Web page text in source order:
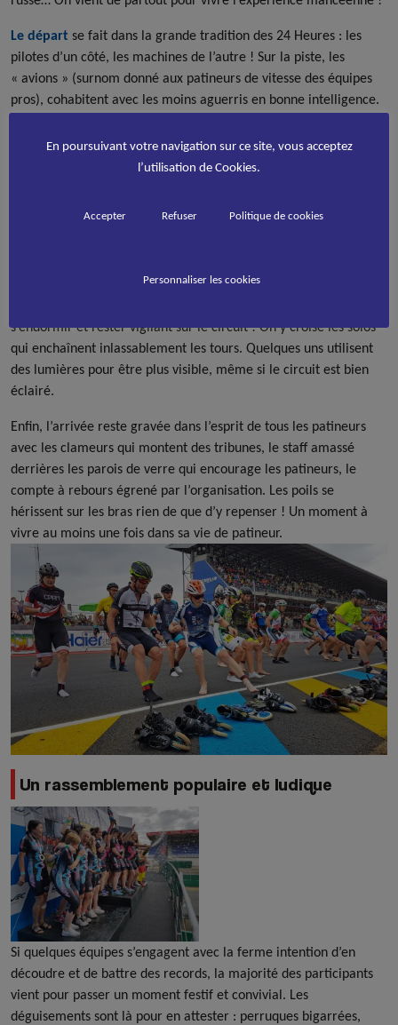
Le départ se fait dans la grande tradition des 24 Heures : les
pilotes d’un côté, les machines de l’autre ! Sur la piste, les
« avions » (surnom donné aux patineurs de vitesse des équipes
pros), cohabitent avec les moins aguerris en bonne intelligence.
longboards qui ont impressionné par leurs performances en solo
comme en équipe ! Certains ont parcouru plus de 400 km sur la
impressionnent par leur capacité à surmonter leur handicap et
La nuit, les sensations de vitesse sont démultipliées. Le calme
s’endormir et rester vigilant sur le circuit ! On y croise les solos
qui enchaînent inlassablement les tours. Quelques uns utilisent
des lumières pour être plus visible, même si le circuit est bien
éclairé.
Enfin, l’arrivée reste gravée dans l’esprit de tous les patineurs
avec les clameurs qui montent des tribunes, le staff amassé
derrières les parois de verre qui encourage les patineurs, le
compte à rebours égrené par l’organisation. Les poils se
hérissent sur les bras rien de que d’y repenser ! Un moment à
vivre au moins une fois dans sa vie de patineur.
Un rassemblement populaire et ludique
Si quelques équipes s’engagent avec la ferme intention d’en
découdre et de battre des records, la majorité des participants
vient pour passer un moment festif et convivial. Les
déguisements sont là pour en attester : perruques bigarrées,
En poursuivant votre navigation sur ce site, vous acceptez
l’utilisation de Cookies.
Accepter Refuser Politique de cookies
Personnaliser les cookies